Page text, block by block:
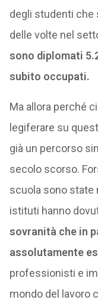
degli studenti che
delle volte nel
sono diplomati
subito occupati.
Ma allora perché
legiferare su
già un percorso
secolo scorso.
scuola sono state
istituti hanno
sovranità che in
assolutamente
professionisti e
mondo del lavoro